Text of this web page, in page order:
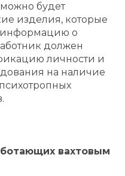
можно будет
изделия, которые
о
должен
личности и
на наличие
вахтовым